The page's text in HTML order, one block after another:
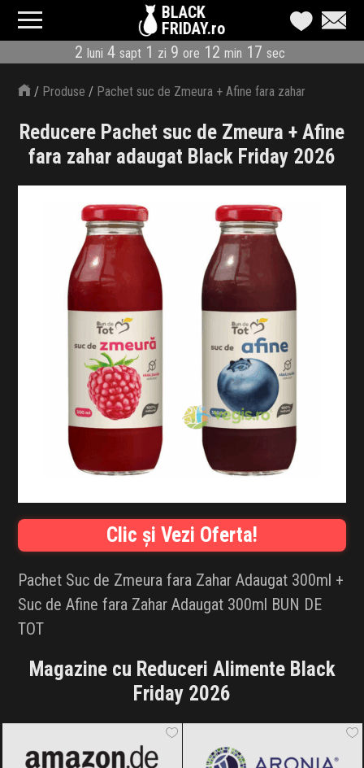
BLACK
FRIDAY.ro
2 luni 4 sapt 1 zi 9 ore 12 min 17 sec
CATEGORII
MAGAZINE
ÎNSCRIE MAGAZIN
LIVE BLOG
REDUCERI
CODURI REDUCERE
CÂND E BLACK FRIDAY
ABONARE NEWSLETTER
INFLUENCER SQUAD
BRANDURI
IDEI DE CADOURI
ȘTIRI
FAVORITE
/ Produse / Pachet suc de Zmeura + Afine fara zahar
Reducere Pachet suc de Zmeura + Afine
fara zahar adaugat Black Friday 2026
Clic și Vezi Oferta!
Pachet Suc de Zmeura fara Zahar Adaugat 300ml +
Suc de Afine fara Zahar Adaugat 300ml BUN DE
TOT
Magazine cu Reduceri Alimente Black
Friday 2026
2026